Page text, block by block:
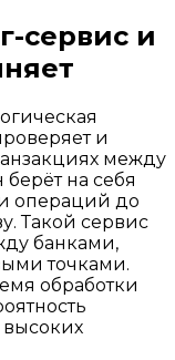
сервис и
и
между
на себя
операций до
Такой сервис
банками,
точками.
обработки